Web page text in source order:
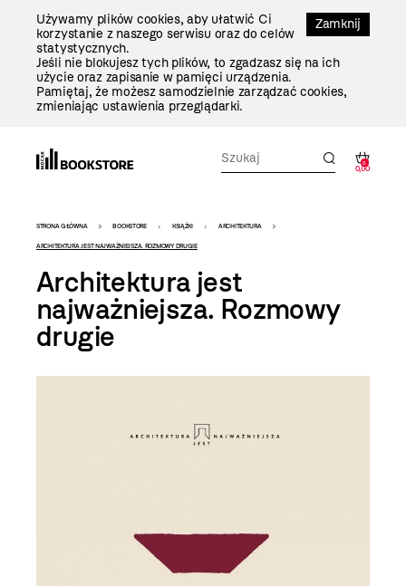
Zamknij
Używamy plików cookies, aby ułatwić Ci
korzystanie z naszego serwisu oraz do celów
statystycznych.
Jeśli nie blokujesz tych plików, to zgadzasz się na ich
użycie oraz zapisanie w pamięci urządzenia.
Pamiętaj, że możesz samodzielnie zarządzać cookies,
zmieniając ustawienia przeglądarki.
0
0,00
Bookstore
-
szablon
szczegóły
STRONA GŁÓWNA BOOKSTORE KSIĄŻKI ARCHITEKTURA
ARCHITEKTURA JEST NAJWAŻNIEJSZA. ROZMOWY DRUGIE
Architektura jest
najważniejsza. Rozmowy
drugie